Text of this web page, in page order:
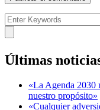
Últimas
«La Agenda 2030
nuestro propósito»
«Cualquier